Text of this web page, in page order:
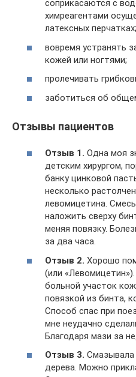
соприкасаются с
химреагентами
латексных перчатках;
вовремя устранять
кожей или ногтями;
пролечивать
заботиться об
Отзывы пациентов
Отзыв 1. Одна моя
детским хирургом,
банку цинковой
несколько
левомицетина.
наложить сверху
меняя повязку.
за два часа.
Отзыв 2. Хорошо
(или
больной участок
повязкой из бинта,
Способ спас при
мне неудачно
Благодаря мази за
Отзыв 3. Смазывала
дерева. Можно